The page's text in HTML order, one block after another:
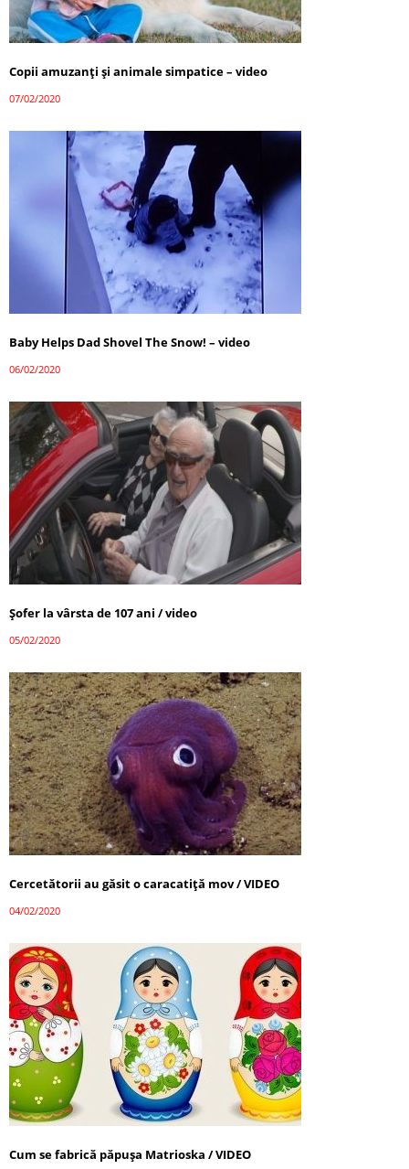
Copii amuzanți și animale simpatice – video
07/02/2020
Baby Helps Dad Shovel The Snow! – video
06/02/2020
Șofer la vârsta de 107 ani / video
05/02/2020
Cercetătorii au găsit o caracatiţă mov / VIDEO
04/02/2020
Cum se fabrică păpușa Matrioska / VIDEO